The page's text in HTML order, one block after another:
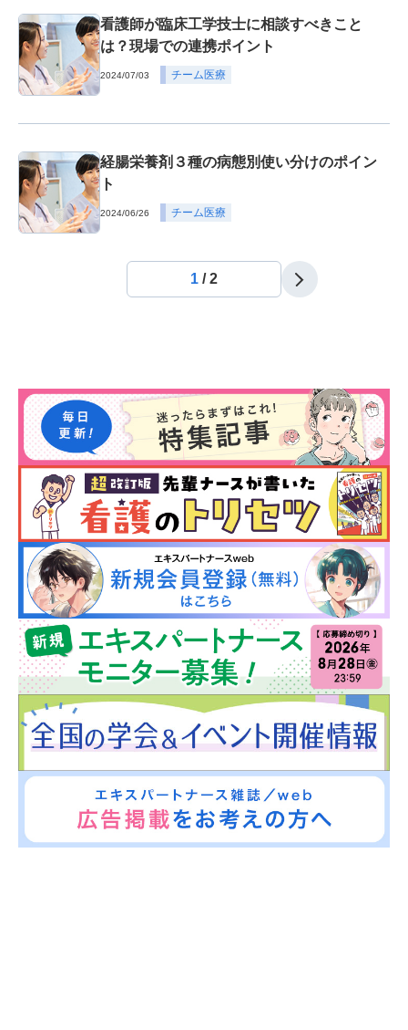
看護師が臨床工学技士に相談すべきこと
は？現場での連携ポイント
2024/07/03 チーム医療
経腸栄養剤３種の病態別使い分けのポイン
ト
2024/06/26 チーム医療
1 /2